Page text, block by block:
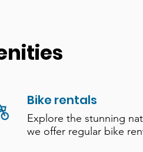
Bike rentals
Explore the stunning
we offer regular bike